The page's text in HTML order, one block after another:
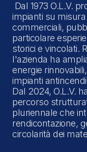
Dal 1973 O.L.V.
impianti su
commerciali,
particolare
storici e vincolati.
l'azienda ha
energie
impianti
Dal 2024, O.L.V.
percorso
pluriennale che
rendicontazione,
circolarità dei